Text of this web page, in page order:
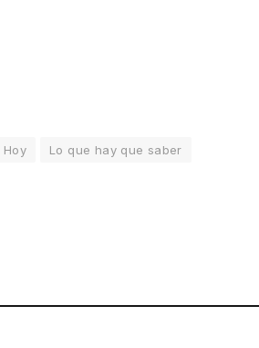
Hoy Lo que hay que saber